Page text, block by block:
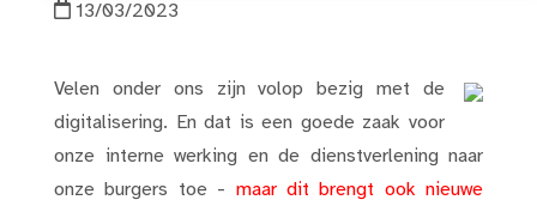
13/03/2023
Velen onder ons zijn volop bezig met de
digitalisering. En dat is een goede zaak voor
onze interne werking en de dienstverlening naar
onze burgers toe - maar dit brengt ook nieuwe